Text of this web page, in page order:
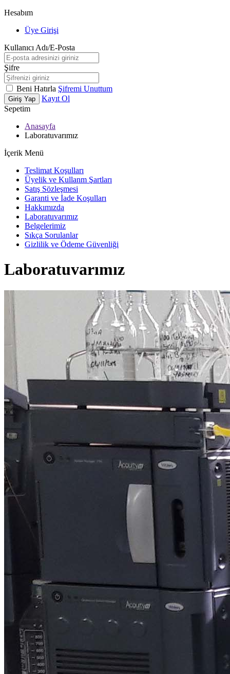
Hesabım
Üye Girişi
Kullanıcı Adı/E-Posta
Şifre
Beni Hatırla Şifremi Unuttum
Giriş Yap
Kayıt Ol
Sepetim
Anasayfa
Laboratuvarımız
İçerik Menü
Teslimat Koşulları
Üyelik ve Kullanm Şartları
Satış Sözleşmesi
Garanti ve İade Koşulları
Hakkımızda
Laboratuvarımız
Belgelerimiz
Sıkça Sorulanlar
Gizlilik ve Ödeme Güvenliği
Laboratuvarımız